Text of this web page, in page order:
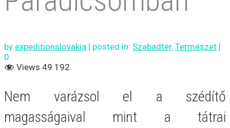
by expeditionslovakia | posted in: Szabadtér, Természet |
0
Views 49 192
Nem varázsol el a szédítő
magasságaival mint a tátrai